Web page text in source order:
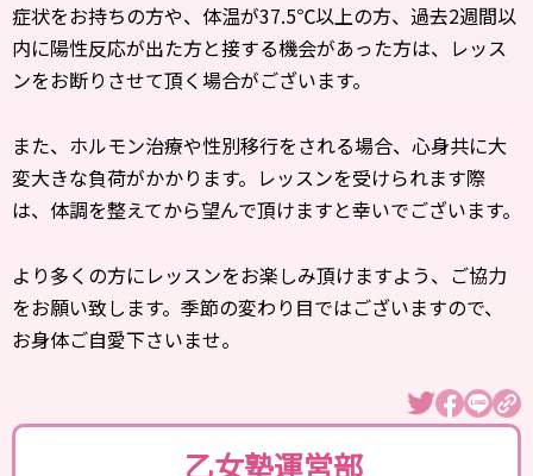
症状をお持ちの方や、体温が37.5℃以上の方、過去2週間以
内に陽性反応が出た方と接する機会があった方は、レッス
ンをお断りさせて頂く場合がございます。
また、ホルモン治療や性別移行をされる場合、心身共に大
変大きな負荷がかかります。レッスンを受けられます際
は、体調を整えてから望んで頂けますと幸いでございます。
より多くの方にレッスンをお楽しみ頂けますよう、ご協力
をお願い致します。季節の変わり目ではございますので、
お身体ご自愛下さいませ。
乙女塾運営部